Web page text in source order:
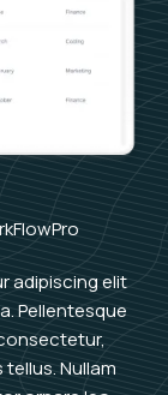
adipiscing elit
Pellentesque
Nullam